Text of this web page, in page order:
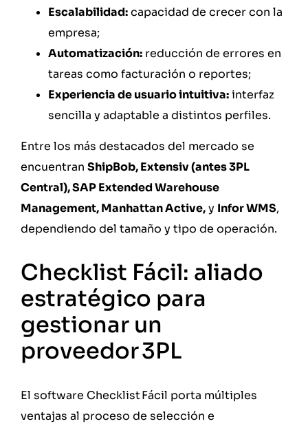
Escalabilidad:capacidad de crecer con la
empresa;
Automatización: reducción de errores en
tareas como facturación o reportes;
Experiencia de usuario intuitiva:interfaz
sencilla y adaptable a distintos perfiles.
Entre los más destacados del mercado se
encuentran ShipBob, Extensiv (antes 3PL
Central), SAP Extended Warehouse
Management, Manhattan Active,y Infor WMS,
dependiendo del tamaño y tipo de operación.
Checklist Fácil: aliado
estratégico para
gestionar un
proveedor 3PL
El software Checklist Fácil porta múltiples
ventajas al proceso de selección e